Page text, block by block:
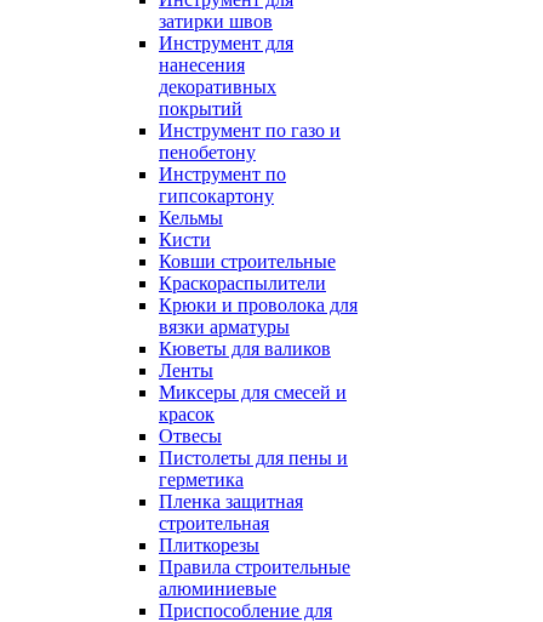
затирки швов
Инструмент для
нанесения
декоративных
покрытий
Инструмент по газо и
пенобетону
Инструмент по
гипсокартону
Кельмы
Кисти
Ковши строительные
Краскораспылители
Крюки и проволока для
вязки арматуры
Кюветы для валиков
Ленты
Миксеры для смесей и
красок
Отвесы
Пистолеты для пены и
герметика
Пленка защитная
строительная
Плиткорезы
Правила строительные
алюминиевые
Приспособление для